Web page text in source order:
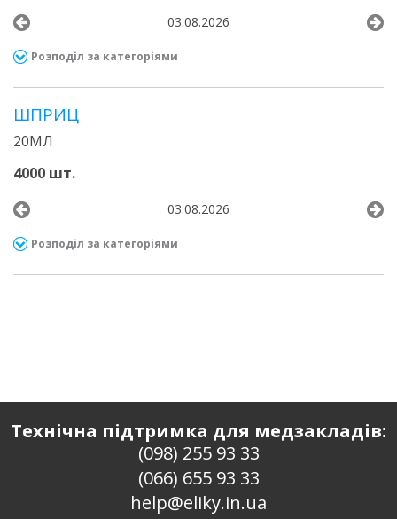
03.08.2026
Розподіл за категоріями
ШПРИЦ
20МЛ
4000 шт.
03.08.2026
Розподіл за категоріями
Технічна підтримка для медзакладів:
(098) 255 93 33
(066) 655 93 33
help@eliky.in.ua